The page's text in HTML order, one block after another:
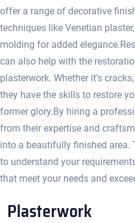
offer a range of decorative
techniques like Venetian
molding for added elegance.​
can also help with the
plasterwork.​ Whether it's
they have the skills to restore
former glory.​ By hiring a
from their expertise and
into a beautifully finished area.​
to understand your
that meet your needs and
Plasterwork